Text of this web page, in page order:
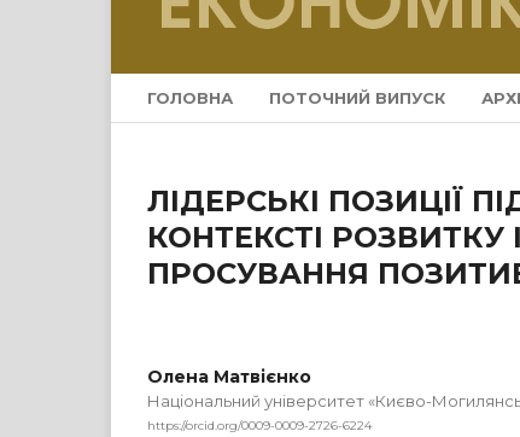
ГОЛОВНА ПОТОЧНИЙ ВИПУСК
ЛІДЕРСЬКІ ПОЗИЦІЇ
КОНТЕКСТІ
ПРОСУВАННЯ
Олена Матвієнко
Національний університет «Києво-
https://orcid.org/0009-0009-2726-6224